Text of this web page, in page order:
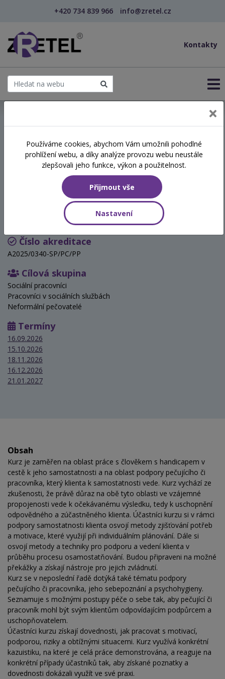
+420 734 839 966 info@zretel.cz
Kontakty
Podpora samostatnosti
klientů a podpora pečujících
Hodinová dotace
8 vyučovacích hodin
Číslo akreditace
A2025/0340-SP/PC/PP
Cílová skupina
Sociální pracovníci
Pracovníci v sociálních službách
Neformální pečovatelé
Termíny
16.09.2026
15.10.2026
18.11.2026
16.12.2026
21.01.2027
Obsah
Kurz je zaměřen na oblast práce s člověkem s handicapem v
cestě k jeho samostatnosti a na oblast podpory pečujícího či
pracovníka, který klienta k samostatnosti vede. Kurz vychází ze
zkušenosti, že právě důraz na obě tyto oblasti ve vzájemné
propojenosti vede k očekávanému výsledku, tedy k uschopnění
odpovědného a zúčastněného klienta. Účastníci kurzu si v rámci
podpory samostatnosti klienta osvojí metody zjišťování potřeb
a motivace, které využijí při individuálním plánování. Dále si
osvojí metody a techniky pro podporu a vedení klienta v
průběhu procesu osamostatňování. Budou připraveni na možné
překážky a získají nástroje pro jejich zvládnutí.
Kurz se v neposlední řadě dotýká také tématu podpory
pečujícího či pracovníka, jeho sebepoznání a psychohygieny.
Seznamuje s možnými postupy péče o sebe tak, aby pečující či
pracovník mohl být svým klientům odpovídajícím podpůrcem a
uschopňovatelem.
Účastníci kurzu získají dovednosti, jak pracovat s motivací,
podporou, riziky a obtížnými situacemi. Kurz využívá konkrétní
kazuistiku, na které je celá práce demonstrována, a reaguje na
konkrétní případy účastníků tak, aby získané poznatky a
dovednosti dokázali využít ve své praxi.
Používáme cookies, abychom Vám umožnili pohodlné
prohlížení webu, a díky analýze provozu webu neustále
zlepšovali jeho funkce, výkon a použitelnost.
Přijmout vše
Nastavení